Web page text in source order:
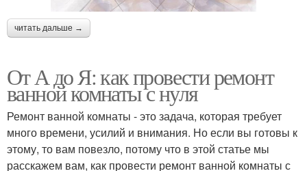
читать дальше →
От А до Я: как провести ремонт
ванной комнаты с нуля
Ремонт ванной комнаты - это задача, которая требует
много времени, усилий и внимания. Но если вы готовы к
этому, то вам повезло, потому что в этой статье мы
расскажем вам, как провести ремонт ванной комнаты с